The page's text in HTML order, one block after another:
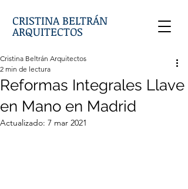
CRISTINA BELTRÁN
ARQUITECTOS
Reformas Integrales Llave
en Mano en Madrid
Cristina Beltrán Arquitectos
2 min de lectura
Actualizado: 7 mar 2021